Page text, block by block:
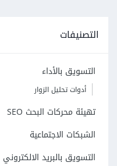
التصنيفات
التسويق بالأداء
أدوات تحليل الزوار
تهيئة محركات البحث SEO
الشبكات الاجتماعية
التسويق بالبريد الالكتروني